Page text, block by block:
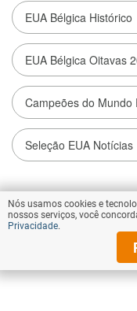
© Copyright 2026
Nós usamos cookies e
nossos serviços, você
Privacidade.